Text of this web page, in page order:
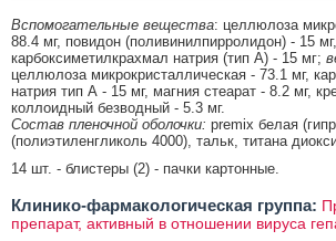
Вспомогательные вещества: целлюлоза
88.4 мг, повидон (поливинилпирролидон) - 15 мг,
карбоксиметилкрахмал натрия (тип А) - 15 мг;
целлюлоза микрокристаллическая - 73.1 мг,
натрия тип А - 15 мг, магния стеарат - 8.2 мг,
коллоидный безводный - 5.3 мг.
Состав пленочной оболочки: premix белая
(полиэтиленгликоль 4000), тальк, титана
14 шт. - блистеры (2) - пачки картонные.
Клинико-фармакологическая группа:
препарат, активный в отношении вируса